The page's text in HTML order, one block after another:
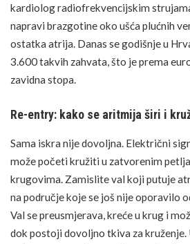
kardiolog radiofrekvencijskim
napravi brazgotine oko ušća plućnih
ostatka atrija. Danas se godišnje u
3.600 takvih zahvata, što je prema
zavidna stopa.
Re-entry: kako se aritmija širi i
Sama iskra nije dovoljna. Električni
može početi kružiti u zatvorenim
krugovima. Zamislite val koji putuje
na područje koje se još nije oporavilo
Val se preusmjerava, kreće u krug i
dok postoji dovoljno tkiva za kruženje.